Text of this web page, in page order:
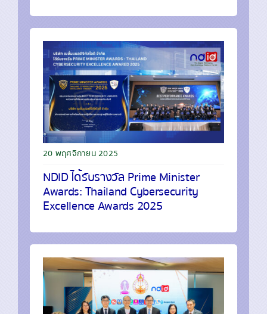
20 พฤศจิกายน 2025
NDID ได้รับรางวัล Prime Minister
Awards: Thailand Cybersecurity
Excellence Awards 2025